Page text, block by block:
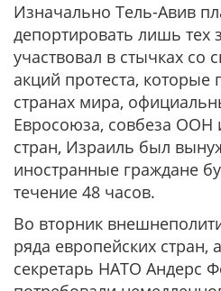
Изначально Тель-Авив
депортировать лишь тех
участвовал в стычках со
акций протеста,
странах мира,
Евросоюза, совбеза ООН
стран, Израиль был
иностранные граждане
течение 48 часов.
Во вторник
ряда европейских стран,
секретарь НАТО Андерс